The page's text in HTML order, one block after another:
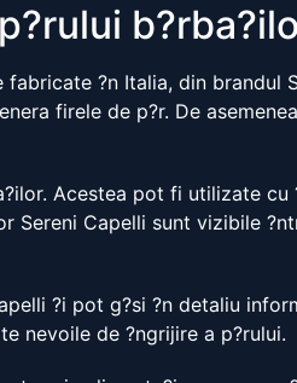
?n Italia, din brandul
firele de p?r. De
Acestea pot fi utilizate
Sereni Capelli sunt vizibile
?i pot g?si ?n detaliu
nevoile de ?ngrijire a p?rului.